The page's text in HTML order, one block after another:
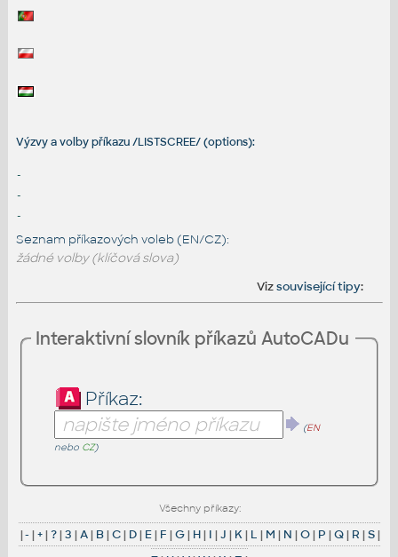
Výzvy a volby příkazu /LISTSCREE/ (options):
-
-
-
Seznam příkazových voleb (EN/CZ):
žádné volby (klíčová slova)
Vizsouvisející tipy:
Interaktivní slovník příkazů AutoCADu
Příkaz:
(EN
nebo CZ)
Všechny příkazy:
|- |+|?|3 |A| B|C| D| E| F |G| H| I |J | K| L | M | N |O| P |Q| R |S|